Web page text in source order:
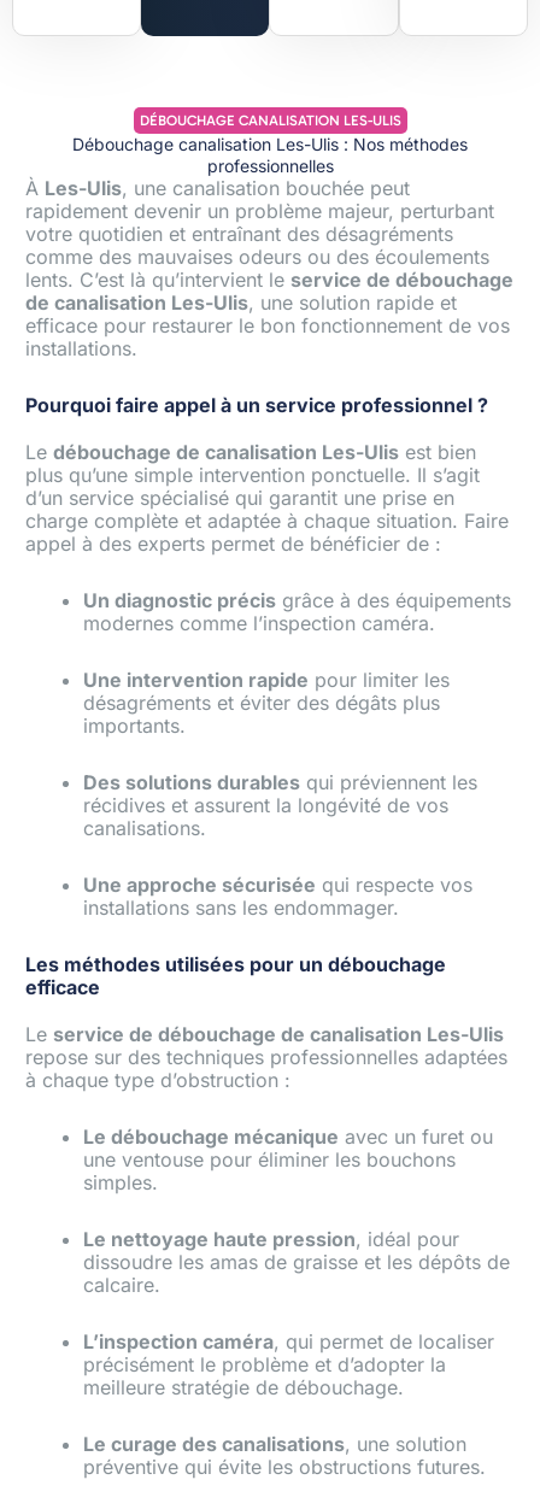
DÉBOUCHAGE CANALISATION LES-ULIS
Débouchage canalisation Les-Ulis : Nos méthodes
professionnelles
À Les-Ulis, une canalisation bouchée peut
rapidement devenir un problème majeur, perturbant
votre quotidien et entraînant des désagréments
comme des mauvaises odeurs ou des écoulements
lents. C’est là qu’intervient le service de débouchage
de canalisation Les-Ulis, une solution rapide et
efficace pour restaurer le bon fonctionnement de vos
installations.
Pourquoi faire appel à un service professionnel ?
Le débouchage de canalisation Les-Ulis est bien
plus qu’une simple intervention ponctuelle. Il s’agit
d’un service spécialisé qui garantit une prise en
charge complète et adaptée à chaque situation. Faire
appel à des experts permet de bénéficier de :
Un diagnostic précis grâce à des équipements
modernes comme l’inspection caméra.
Une intervention rapide pour limiter les
désagréments et éviter des dégâts plus
importants.
Des solutions durables qui préviennent les
récidives et assurent la longévité de vos
canalisations.
Une approche sécurisée qui respecte vos
installations sans les endommager.
Les méthodes utilisées pour un débouchage
efficace
Le service de débouchage de canalisation Les-Ulis
repose sur des techniques professionnelles adaptées
à chaque type d’obstruction :
Le débouchage mécanique avec un furet ou
une ventouse pour éliminer les bouchons
simples.
Le nettoyage haute pression, idéal pour
dissoudre les amas de graisse et les dépôts de
calcaire.
L’inspection caméra, qui permet de localiser
précisément le problème et d’adopter la
meilleure stratégie de débouchage.
Le curage des canalisations, une solution
préventive qui évite les obstructions futures.